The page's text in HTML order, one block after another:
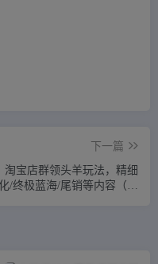
下一篇
淘宝店群领头羊玩法，精细
化/终极蓝海/尾销等内容（第